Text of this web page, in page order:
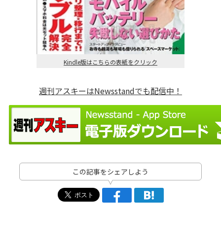
Kindle版はこちらの表紙をクリック
週刊アスキーはNewsstandでも配信中！
この記事をシェアしよう